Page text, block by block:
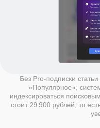
Без Pro-подписки
«Популярное»,
индексироваться
стоит 29 900 рублей, то